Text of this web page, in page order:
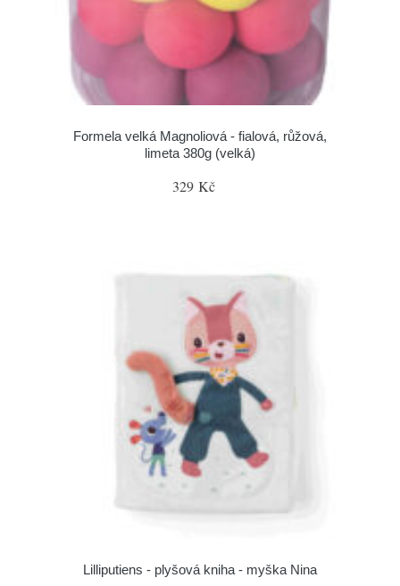
Formela velká Magnoliová - fialová, růžová,
limeta 380g (velká)
329 Kč
Lilliputiens - plyšová kniha - myška Nina